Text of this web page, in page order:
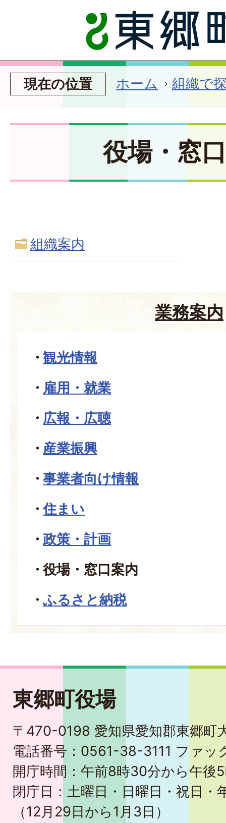
現在の位置 ホーム 組織で
役場・窓
組織案内
業務案内
観光情報
雇用・就業
広報・広聴
産業振興
事業者向け情報
住まい
政策・計画
役場・窓口案内
ふるさと納税
東郷町役場
〒470-0198 愛知県愛知郡東郷町
電話番号：0561-38-3111 ファ
開庁時間：午前8時30分から午後
閉庁日：土曜日・日曜日・祝日・
（12月29日から1月3日）